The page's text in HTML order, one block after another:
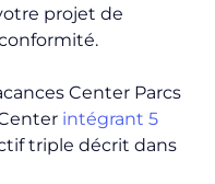
projet de
Center Parcs
intégrant 5
triple décrit dans